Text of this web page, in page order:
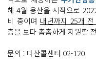
해 4월 용산을 시작으로
비 중이며 내년까지 25개
층을 보다 촘촘하게 지원할
문의 : 다산콜센터 02-120